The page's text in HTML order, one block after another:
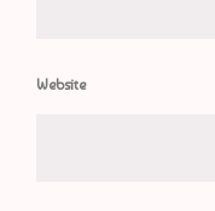
Website